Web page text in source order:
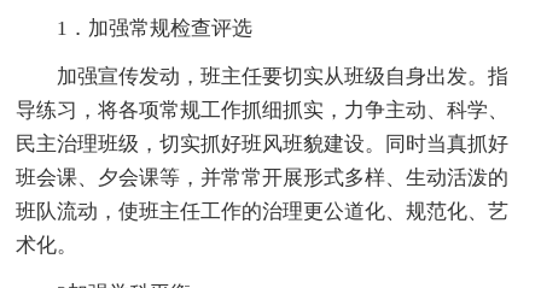
1．加强常规检查评选
加强宣传发动，班主任要切实从班级自身出发。指
导练习，将各项常规工作抓细抓实，力争主动、科学、
民主治理班级，切实抓好班风班貌建设。同时当真抓好
班会课、夕会课等，并常常开展形式多样、生动活泼的
班队流动，使班主任工作的治理更公道化、规范化、艺
术化。